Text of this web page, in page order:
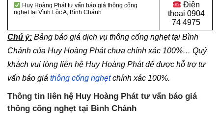
Huy Hoàng Phát tư vấn báo giá thông cống
nghẹt tại Vĩnh Lộc A, Bình Chánh
Điện
thoại 0904
74 4975
Chú ý: Bảng báo giá dịch vụ thông cống nghẹt tại Bình
Chánh của Huy Hoàng Phát chưa chính xác 100%… Quý
khách vui lòng liên hệ Huy Hoàng Phát để được hỗ trợ tư
vấn báo giá thông cống nghẹtchính xác 100%.
Thông tin liên hệ Huy Hoàng Phát tư vấn báo giá
thông cống nghẹt tại Bình Chánh